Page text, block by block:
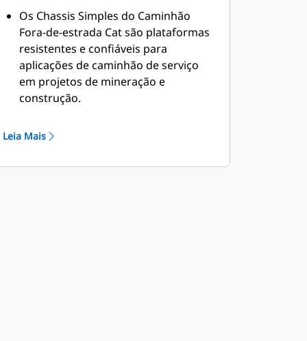
Os Chassis Simples do Caminhão
Fora-de-estrada Cat são plataformas
resistentes e confiáveis para
aplicações de caminhão de serviço
em projetos de mineração e
construção.
caminhão fora-de-estrada fornece
fornecimento de combustível e de
Leia Mais